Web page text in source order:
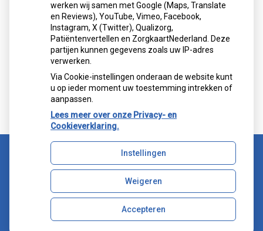
Mondzorgcentrumis gewaardeerd op
ZorgkaartNederland.
Bekijk alle waarderingen
Uw Zorg Online|Beheer
Bezoek
onze
facebook
pagina
onze
Instagram
pagina
Cookie-instellingen
werken wij samen met Google (Maps, Translate
en Reviews), YouTube, Vimeo, Facebook,
Instagram, X (Twitter), Qualizorg,
Patiëntenvertellen en ZorgkaartNederland. Deze
partijen kunnen gegevens zoals uw IP-adres
verwerken.
Via Cookie-instellingen onderaan de website kunt
u op ieder moment uw toestemming intrekken of
aanpassen.
Lees meer over onze Privacy- en
Cookieverklaring.
Instellingen
Weigeren
Accepteren